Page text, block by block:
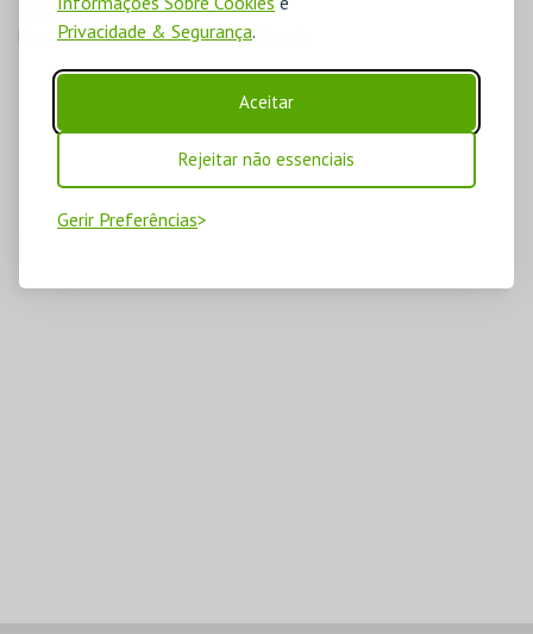
Privacidade & Segurança.
Aceitar
Rejeitar não essenciais
Gerir Preferências
3780-203 Anadia
Direcções para Museu do Vinho Bairrada